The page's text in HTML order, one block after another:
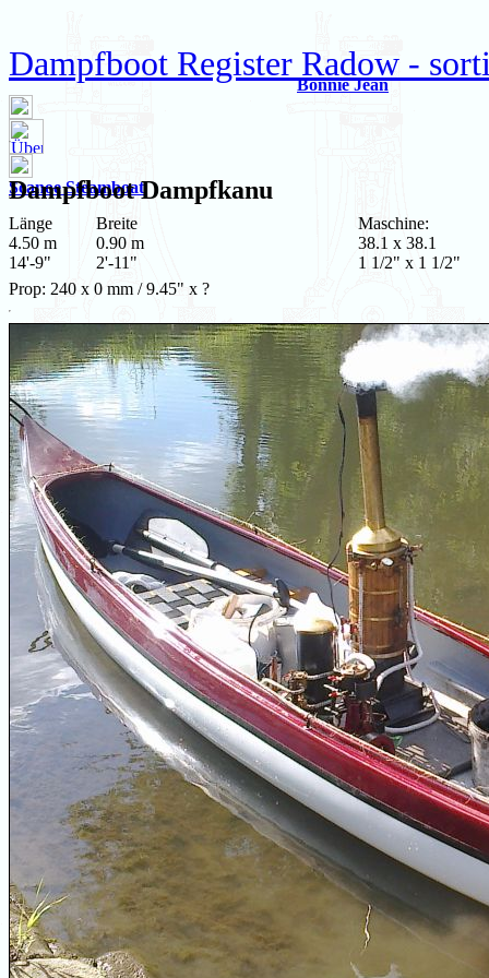
Dampfboot Register Radow -
Bonnie Jean
Scanoe Steamboat
DampfbootDampfkanu
Länge
4.50 m
14'-9"
Breite
0.90 m
2'-11"
Maschine:
38.1 x 38.1
1 1/2" x 1 1/2"
Prop: 240 x 0 mm / 9.45" x ?